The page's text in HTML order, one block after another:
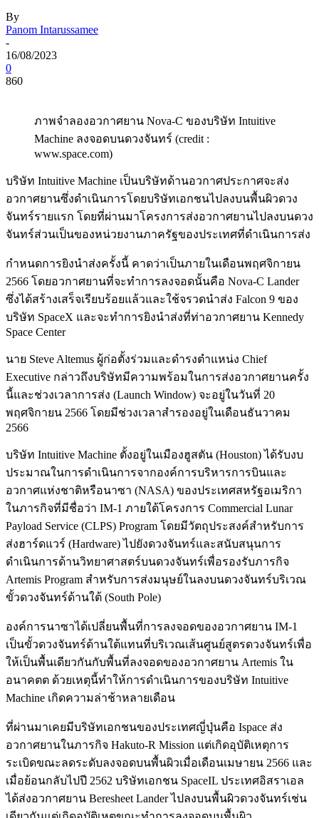
By
Panom Intarussamee
-
16/08/2023
0
860
ภาพจำลองอวกาศยาน Nova-C ของบริษัท Intuitive
Machine ลงจอดบนดวงจันทร์ (credit :
www.space.com)
บริษัท Intuitive Machine เป็นบริษัทด้านอวกาศประกาศจะส่ง
อวกาศยานซึ่งดำเนินการโดยบริษัทเอกชนไปลงบนพื้นผิวดวง
จันทร์รายแรก โดยที่ผ่านมาโครงการส่งอวกาศยานไปลงบนดวง
จันทร์ส่วนเป็นของหน่วยงานภาครัฐของประเทศที่ดำเนินการส่ง
กำหนดการยิงนำส่งครั้งนี้ คาดว่าเป็นภายในเดือนพฤศจิกายน
2566 โดยอวกาศยานที่จะทำการลงจอดนั้นคือ Nova-C Lander
ซึ่งได้สร้างเสร็จเรียบร้อยแล้วและใช้จรวดนำส่ง Falcon 9 ของ
บริษัท SpaceX และจะทำการยิงนำส่งที่ท่าอวกาศยาน Kennedy
Space Center
นาย Steve Altemus ผู้ก่อตั้งร่วมและดำรงตำแหน่ง Chief
Executive กล่าวถึงบริษัทมีความพร้อมในการส่งอวกาศยานครั้ง
นี้และช่วงเวลาการส่ง (Launch Window) จะอยู่ในวันที่ 20
พฤศจิกายน 2566 โดยมีช่วงเวลาสำรองอยู่ในเดือนธันวาคม
2566
บริษัท Intuitive Machine ตั้งอยู่ในเมืองฮูสตัน (Houston) ได้รับงบ
ประมาณในการดำเนินการจากองค์การบริหารการบินและ
อวกาศแห่งชาติหรือนาซา (NASA) ของประเทศสหรัฐอเมริกา
ในภารกิจที่มีชื่อว่า IM-1 ภายใต้โครงการ Commercial Lunar
Payload Service (CLPS) Program โดยมีวัตถุประสงค์สำหรับการ
ส่งฮาร์ดแวร์ (Hardware) ไปยังดวงจันทร์และสนับสนุนการ
ดำเนินการด้านวิทยาศาสตร์บนดวงจันทร์เพื่อรองรับภารกิจ
Artemis Program สำหรับการส่งมนุษย์ในลงบนดวงจันทร์บริเวณ
ขั้วดวงจันทร์ด้านใต้ (South Pole)
องค์การนาซาได้เปลี่ยนพื้นที่การลงจอดของอวกาศยาน IM-1
เป็นขั้วดวงจันทร์ด้านใต้แทนที่บริเวณเส้นศูนย์สูตรดวงจันทร์เพื่อ
ให้เป็นพื้นเดียวกันกับพื้นที่ลงจอดของอวกาศยาน Artemis ใน
อนาคตต ด้วยเหตุนี้ทำให้การดำเนินการของบริษัท Intuitive
Machine เกิดความล่าช้าหลายเดือน
ที่ผ่านมาเคยมีบริษัทเอกชนของประเทศญี่ปุ่นคือ Ispace ส่ง
อวกาศยานในภารกิจ Hakuto-R Mission แต่เกิดอุบัติเหตุการ
ระเบิดขณะลดระดับลงจอดบนพื้นผิวเมื่อเดือนเมษายน 2566 และ
เมื่อย้อนกลับไปปี 2562 บริษัทเอกชน SpaceIL ประเทศอิสราเอล
ได้ส่งอวกาศยาน Beresheet Lander ไปลงบนพื้นผิวดวงจันทร์เช่น